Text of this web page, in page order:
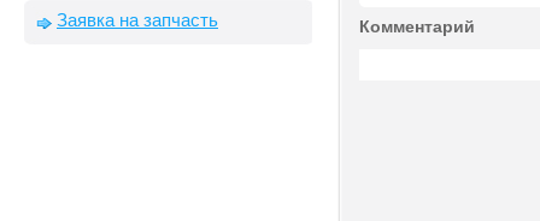
Заявка на запчасть Комментарий